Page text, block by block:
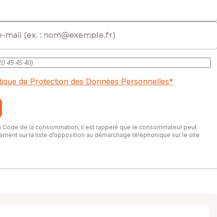
de Protection des Données Personnelles*
Code de la consommation, il est rappelé que le consommateur peut
sur la liste d’opposition au démarchage téléphonique sur le site